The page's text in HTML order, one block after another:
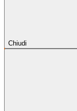
Chiudi